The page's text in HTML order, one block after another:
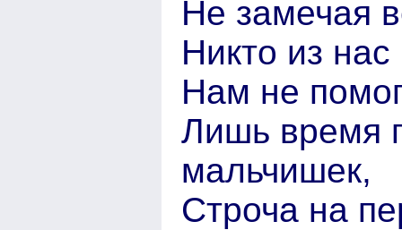
Не замечая
Никто из
Нам не
Лишь время
мальчишек,
Строча на